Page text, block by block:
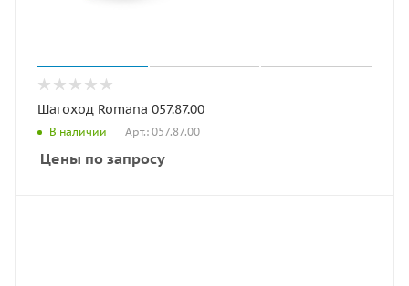
Шагоход Romana 057.87.00
В наличии Арт.: 057.87.00
Цены по запросу